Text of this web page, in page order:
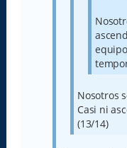
Nosotros
Casi ni
(13/14)